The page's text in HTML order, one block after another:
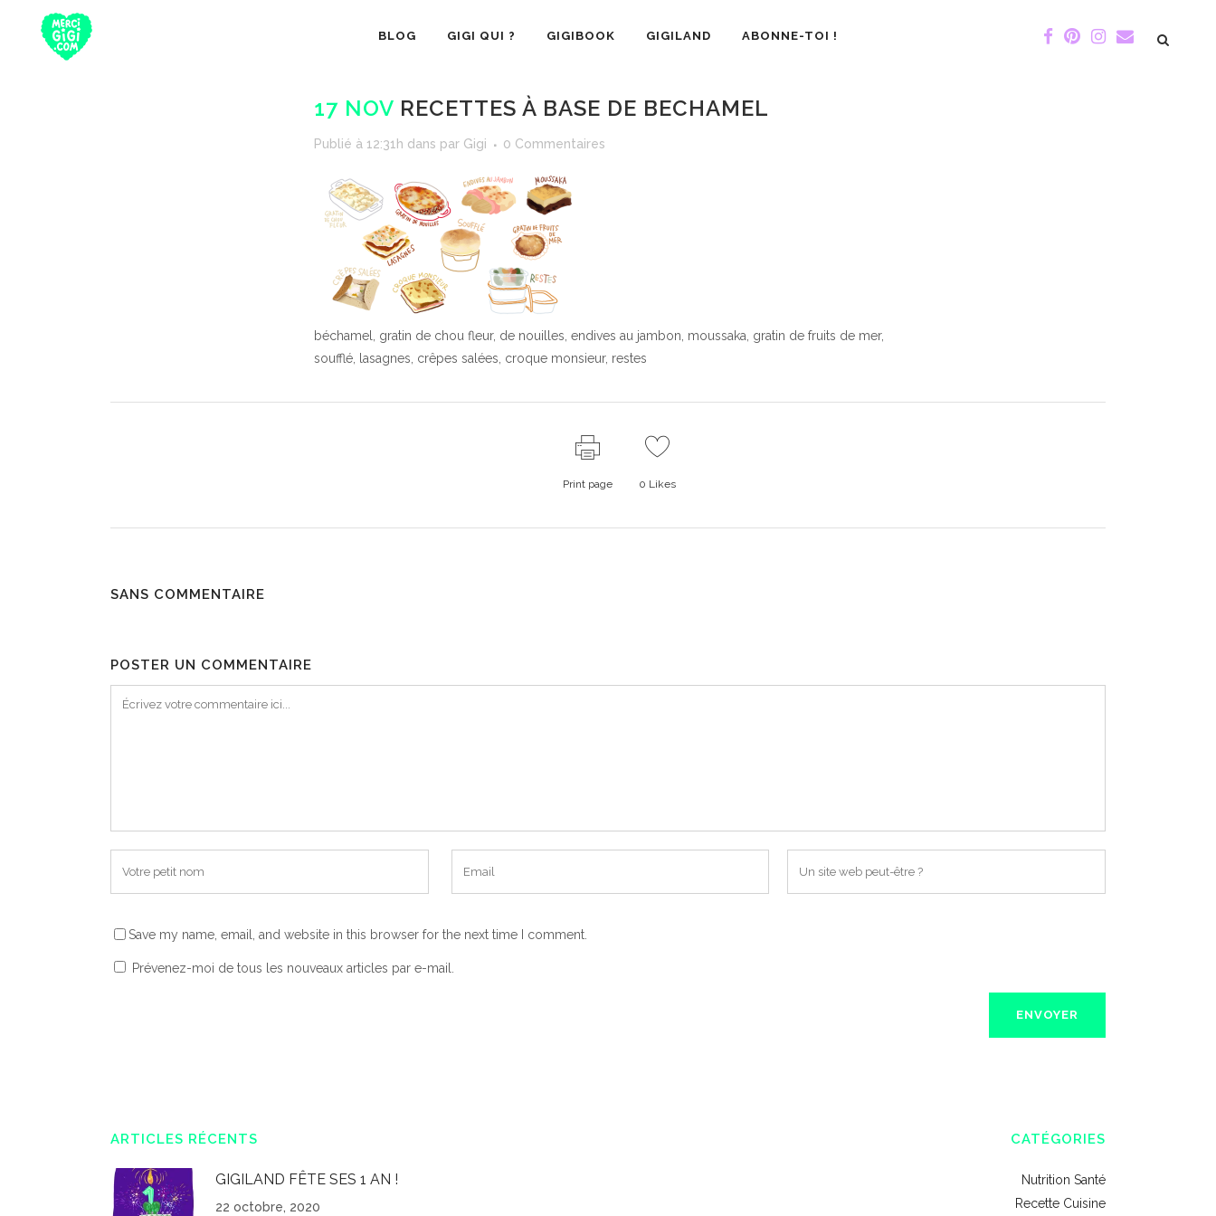
BLOG GIGI QUI ? GIGIBOOK GIGILAND ABONNE-TOI !
17 NOV RECETTES À BASE DE BECHAMEL
Publié à 12:31h dans par Gigi 0 Commentaires
béchamel, gratin de chou fleur, de nouilles, endives au jambon, moussaka, gratin de fruits de mer,
soufflé, lasagnes, crêpes salées, croque monsieur, restes
Print page 0 Likes
SANS COMMENTAIRE
POSTER UN COMMENTAIRE
Save my name, email, and website in this browser for the next time I comment.
Prévenez-moi de tous les nouveaux articles par e-mail.
ARTICLES RÉCENTS
GIGILAND FÊTE SES 1 AN !
22 octobre, 2020
CATÉGORIES
Nutrition Santé
Recette Cuisine